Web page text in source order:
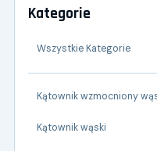
Kategorie
Wszystkie Kategorie
Kątownik wzmocniony
Kątownik wąski